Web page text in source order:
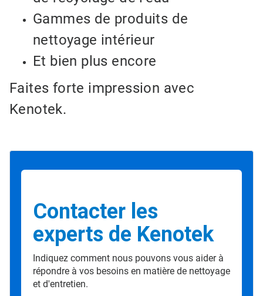
Gammes de produits de
nettoyage intérieur
Et bien plus encore
Faites forte impression avec
Kenotek.
Contacter les
experts de Kenotek
Indiquez comment nous pouvons vous aider à
répondre à vos besoins en matière de nettoyage
et d'entretien.